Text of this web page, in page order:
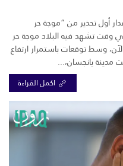
أول تحذير من “موجة حر
في وقت تشهد فيه البلاد موجة حر
16 شخصًا حتى الآن، وسط توقعات باستمرار ارتفاع
مدينة يانجسان،...
اكمل القراءة